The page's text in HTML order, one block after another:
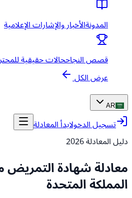
المدونةالأخبار والإشارات الإعلامية
قصص النجاححالات حقيقية
عرض الكل
AR
تسجيل الدخولابدأ المعادلة
دليل المعادلة2026
معادلة شهادة التمريض
المملكة المتحدة